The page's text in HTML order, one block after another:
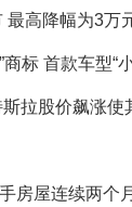
最高降幅为3万
标 首款车型“
拉股价飙涨使
房屋连续两个